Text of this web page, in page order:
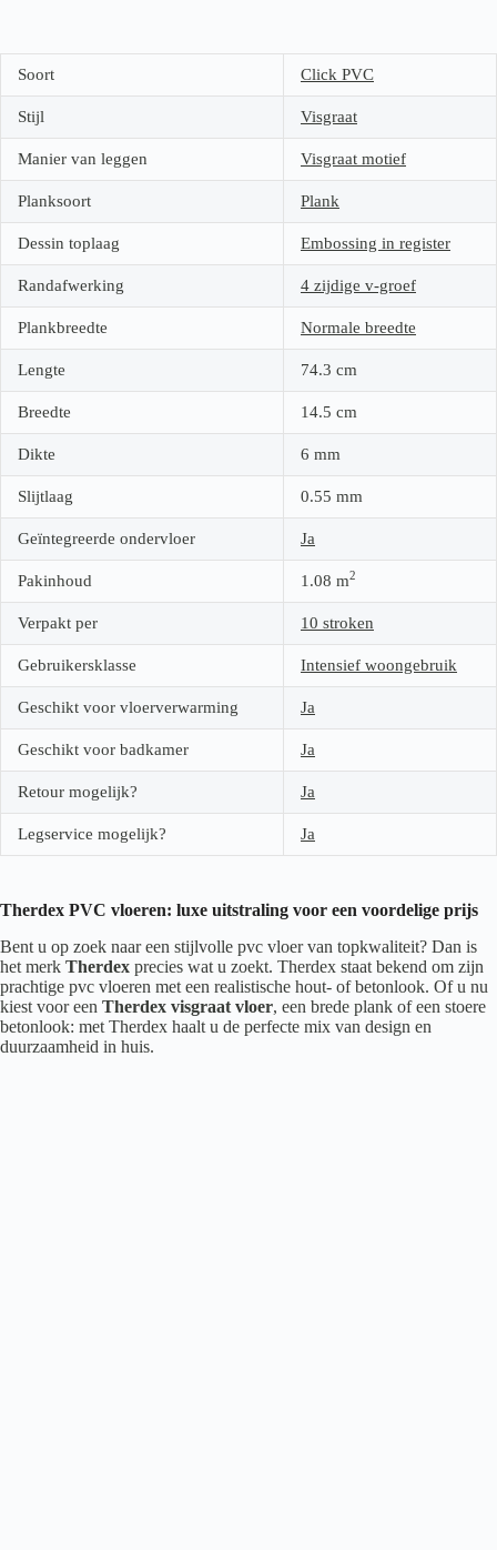
Soort Click PVC
Stijl Visgraat
Manier van leggen Visgraat motief
Planksoort Plank
Dessin toplaag Embossing in register
Randafwerking 4 zijdige v-groef
Plankbreedte Normale breedte
Lengte 74.3 cm
Breedte 14.5 cm
Dikte 6 mm
Slijtlaag 0.55 mm
Geïntegreerde ondervloer Ja
Pakinhoud 1.08 m2
Verpakt per 10 stroken
Gebruikersklasse Intensief woongebruik
Geschikt voor vloerverwarming Ja
Geschikt voor badkamer Ja
Retour mogelijk? Ja
Legservice mogelijk? Ja
Therdex PVC vloeren: luxe uitstraling voor een voordelige prijs
Bent u op zoek naar een stijlvolle pvc vloer van topkwaliteit? Dan is
het merk Therdex precies wat u zoekt. Therdex staat bekend om zijn
prachtige pvc vloeren met een realistische hout- of betonlook. Of u nu
kiest voor een Therdex visgraat vloer, een brede plank of een stoere
betonlook: met Therdex haalt u de perfecte mix van design en
duurzaamheid in huis.